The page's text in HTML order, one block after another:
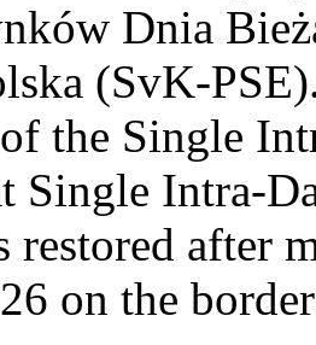
Dnia
(SvK-
the Single
Single Intra-
restored after
on the